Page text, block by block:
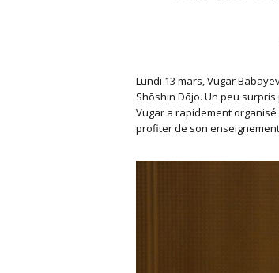
Lundi 13 mars, Vugar
Shōshin Dōjo. Un peu
Vugar a rapidement
profiter de son